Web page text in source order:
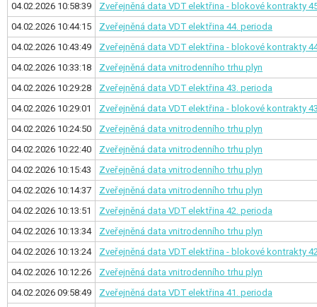
04.02.2026 10:58:39
Zveřejněná data VDT elektřina - blokové kontrakty
04.02.2026 10:44:15
Zveřejněná data VDT elektřina 44. perioda
04.02.2026 10:43:49
Zveřejněná data VDT elektřina - blokové kontrakty
04.02.2026 10:33:18
Zveřejněná data vnitrodenního trhu plyn
04.02.2026 10:29:28
Zveřejněná data VDT elektřina 43. perioda
04.02.2026 10:29:01
Zveřejněná data VDT elektřina - blokové kontrakty
04.02.2026 10:24:50
Zveřejněná data vnitrodenního trhu plyn
04.02.2026 10:22:40
Zveřejněná data vnitrodenního trhu plyn
04.02.2026 10:15:43
Zveřejněná data vnitrodenního trhu plyn
04.02.2026 10:14:37
Zveřejněná data vnitrodenního trhu plyn
04.02.2026 10:13:51
Zveřejněná data VDT elektřina 42. perioda
04.02.2026 10:13:34
Zveřejněná data vnitrodenního trhu plyn
04.02.2026 10:13:24
Zveřejněná data VDT elektřina - blokové kontrakty
04.02.2026 10:12:26
Zveřejněná data vnitrodenního trhu plyn
04.02.2026 09:58:49
Zveřejněná data VDT elektřina 41. perioda